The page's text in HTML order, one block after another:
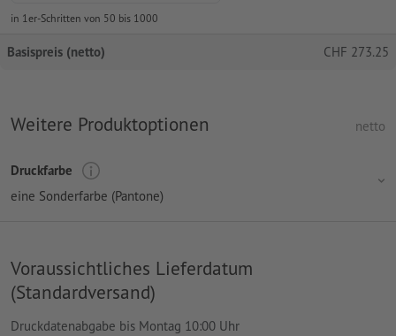
in 1er-Schritten von 50 bis 1000
Basispreis (netto) CHF 273.25
Weitere Produktoptionen netto
Druckfarbe
eine Sonderfarbe (Pantone)
Voraussichtliches Lieferdatum
(Standardversand)
Druckdatenabgabe bis Montag 10:00 Uhr